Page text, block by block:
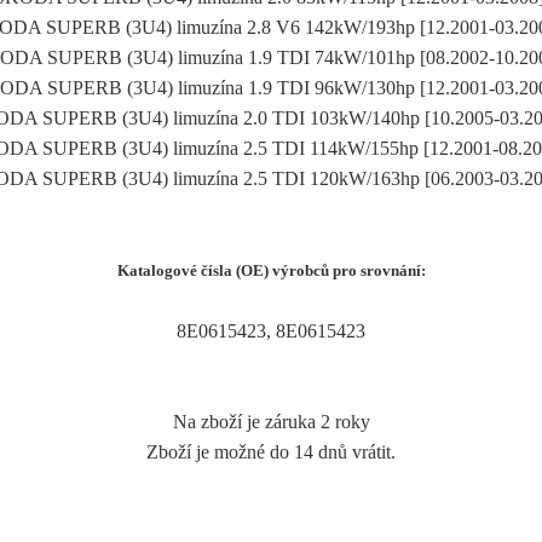
SUPERB (3U4) limuzína 2.8 V6 142kW/193hp [12.2001-
SUPERB (3U4) limuzína 1.9 TDI 74kW/101hp [08.2002-
SUPERB (3U4) limuzína 1.9 TDI 96kW/130hp [12.2001-
SUPERB (3U4) limuzína 2.0 TDI 103kW/140hp [10.2005-
SUPERB (3U4) limuzína 2.5 TDI 114kW/155hp [12.2001-
SUPERB (3U4) limuzína 2.5 TDI 120kW/163hp [06.2003-
Katalogové čísla (OE) výrobců pro srovnání:
8E0615423, 8E0615423
Na zboží je záruka 2 roky
Zboží je možné do 14 dnů vrátit.